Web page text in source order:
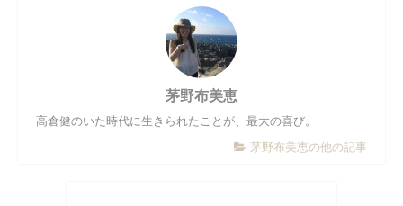
茅野布美恵
高倉健のいた時代に生きられたことが、最大の喜び。
茅野布美恵の他の記事